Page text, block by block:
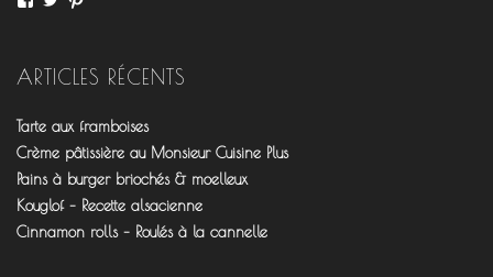
fourchettesflo
sur
@fourchettesflo
sur
fleurjeanne
sur
ARTICLES RÉCENTS
Tarte aux framboises
Crème pâtissière au Monsieur Cuisine Plus
Pains à burger briochés & moelleux
Kouglof – Recette alsacienne
Cinnamon rolls – Roulés à la cannelle